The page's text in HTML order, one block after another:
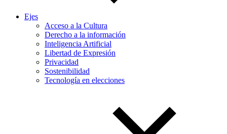
Ejes
Acceso a la Cultura
Derecho a la información
Inteligencia Artificial
Libertad de Expresión
Privacidad
Sostenibilidad
Tecnología en elecciones